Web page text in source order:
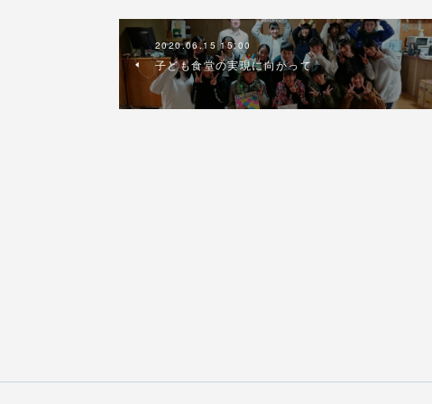
2020.06.15 15:00
子ども食堂の実現に向かって